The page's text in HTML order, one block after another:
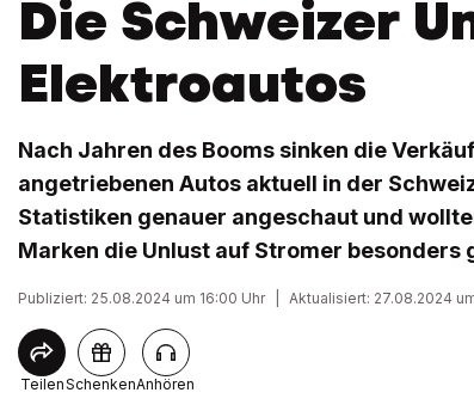
Die Schweizer
Elektroautos
Nach Jahren des Booms sinken die
angetriebenen Autos aktuell in der
Statistiken genauer angeschaut und
Marken die Unlust auf Stromer besonders
Publiziert: 25.08.2024 um 16:00 Uhr Aktualisiert: 27.08.2024
TeilenSchenkenAnhören